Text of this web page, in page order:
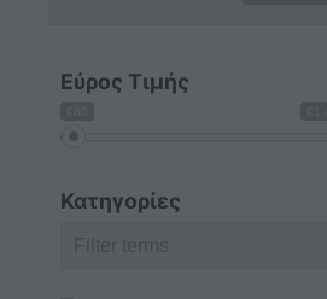
Εύρος Τιμής
Κατηγορίες